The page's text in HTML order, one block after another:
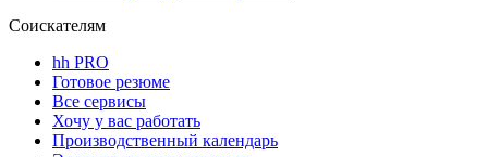
Соискателям
hh PRO
Готовое резюме
Все сервисы
Хочу у вас работать
Производственный календарь